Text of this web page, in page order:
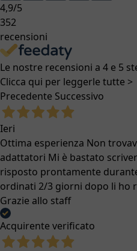
4,9/5
352
recensioni
Le nostre recensioni a 4 e 5
Clicca qui per leggerle tutte >
Precedente Successivo
Ieri
Ottima esperienza Non
adattatori Mi è bastato
risposto prontamente
ordinati 2/3 giorni dopo li ho
Grazie allo staff
Acquirente verificato